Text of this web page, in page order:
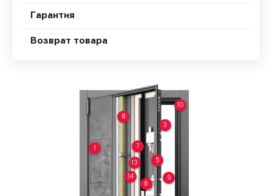
Гарантия
Возврат товара
1
3
5
6
7
8
9
10
13
14